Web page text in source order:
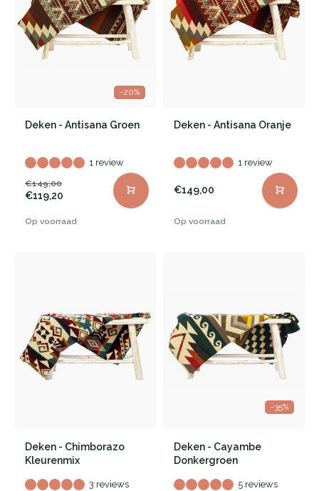
-20%
Deken - Antisana Groen
1 review
€149,00
€119,20
Op voorraad
Deken - Antisana Oranje
1 review
€149,00
Op voorraad
Deken - Chimborazo
Kleurenmix
3 reviews
-35%
Deken - Cayambe
Donkergroen
5 reviews